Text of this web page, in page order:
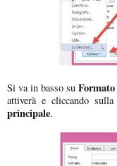
Si va in basso su Formato
attiverà e cliccando sulla
principale.